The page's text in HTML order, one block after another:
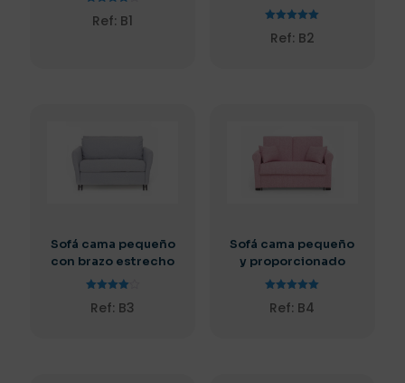
con
Ref: B1
con
Ref: B2
Sofá cama pequeño
con brazo estrecho
con
Ref: B3
Sofá cama pequeño
y proporcionado
con
Ref: B4